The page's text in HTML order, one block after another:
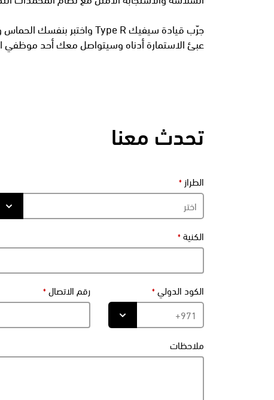
جرّب قيادة سيفيك Type R واختبر بنفسك الحماس والتشويق.
عبئ الاستمارة أدناه وسيتواصل معك أحد موظفي
تحدث معنا
الطراز
الكنية
الكود الدولي رقم الاتصال
ملاحظات